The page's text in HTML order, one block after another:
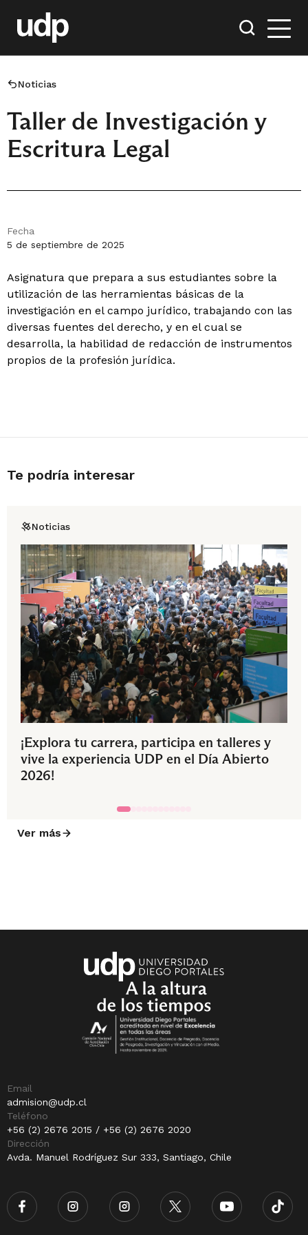
Noticias
Taller de Investigación y
Escritura Legal
Fecha
5 de septiembre de 2025
Asignatura que prepara a sus estudiantes sobre la
utilización de las herramientas básicas de la
investigación en el campo jurídico, trabajando con las
diversas fuentes del derecho, y en el cual se
desarrolla, la habilidad de redacción de instrumentos
propios de la profesión jurídica.
Te podría interesar
Noticias
¡Explora tu carrera, participa en talleres y
vive la experiencia UDP en el Día Abierto
2026!
Ver más
Email
admision@udp.cl
Teléfono
+56 (2) 2676 2015 / +56 (2) 2676 2020
Dirección
Avda. Manuel Rodríguez Sur 333, Santiago, Chile